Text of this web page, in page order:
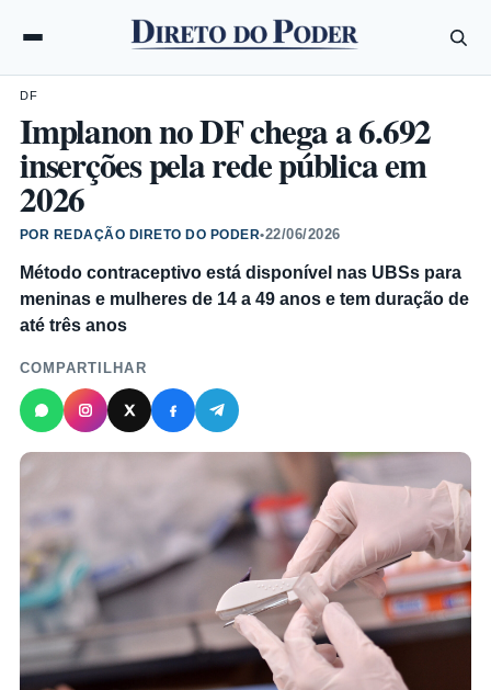
DF
Implanon no DF chega a 6.692
inserções pela rede pública em
2026
POR REDAÇÃO DIRETO DO PODER•22/06/2026
Método contraceptivo está disponível nas UBSs para
meninas e mulheres de 14 a 49 anos e tem duração de
até três anos
COMPARTILHAR